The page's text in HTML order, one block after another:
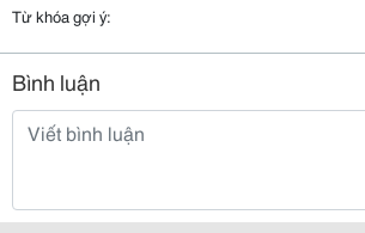
Từ khóa gợi ý:
Bình luận